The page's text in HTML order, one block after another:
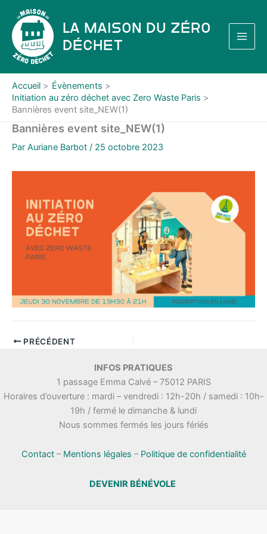
contenu
La Maison du Zéro
Déchet
Accueil
Évènements
Initiation au zéro déchet avec Zero Waste Paris
Bannières event site_NEW(1)
Bannières event site_NEW(1)
Par Auriane Barbot / 25 octobre 2023
PRÉCÉDENT
INFOS PRATIQUES
1 passage Emma Calvé – 75012 PARIS
Horaires d’ouverture : mardi – vendredi : 12h-20h / samedi : 10h-
19h / fermé le dimanche & lundi
Nous sommes fermés les jours fériés
Contact– Mentions légales – Politique de confidentialité
DEVENIR BÉNÉVOLE